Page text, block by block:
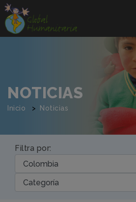
NOTICIAS
Inicio Noticias
Filtra por: